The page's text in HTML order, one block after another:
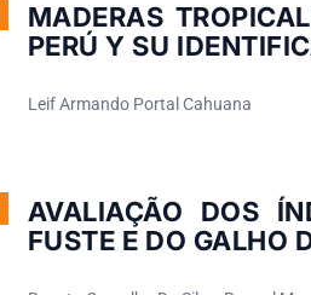
MADERAS
PERÚ Y SU
Leif Armando Portal Cahuana
AVALIAÇÃO DOS
FUSTE E DO GALHO